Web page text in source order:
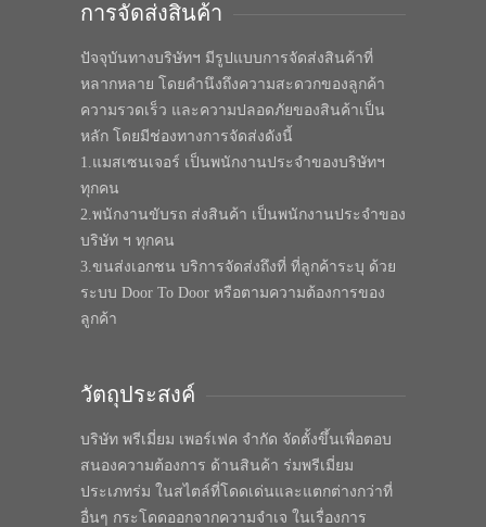
การจัดส่งสินค้า
ปัจจุบันทางบริษัทฯ มีรูปแบบการจัดส่งสินค้าที่
หลากหลาย โดยคำนึงถึงความสะดวกของลูกค้า
ความรวดเร็ว และความปลอดภัยของสินค้าเป็น
หลัก โดยมีช่องทางการจัดส่งดังนี้
1.แมสเซนเจอร์ เป็นพนักงานประจำของบริษัทฯ
ทุกคน
2.พนักงานขับรถ ส่งสินค้า เป็นพนักงานประจำของ
บริษัท ฯ ทุกคน
3.ขนส่งเอกชน บริการจัดส่งถึงที่ ที่ลูกค้าระบุ ด้วย
ระบบ Door To Door หรือตามความต้องการของ
ลูกค้า
วัตถุประสงค์
บริษัท พรีเมี่ยม เพอร์เฟค จำกัด จัดตั้งขึ้นเพื่อตอบ
สนองความต้องการ ด้านสินค้า ร่มพรีเมี่ยม
ประเภทร่ม ในสไตล์ที่โดดเด่นและแตกต่างกว่าที่
อื่นๆ กระโดดออกจากความจำเจ ในเรื่องการ